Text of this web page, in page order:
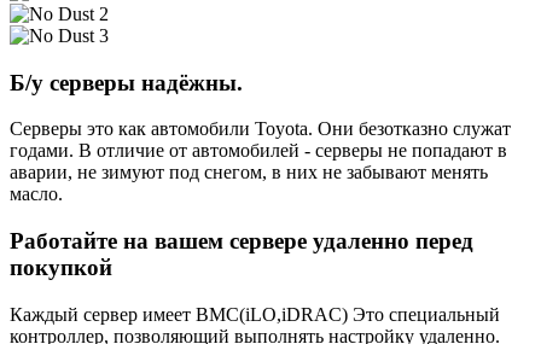
Б/у серверы надёжны.
Серверы это как автомобили Toyota. Они безотказно служат
годами. В отличие от автомобилей - серверы не попадают в
аварии, не зимуют под снегом, в них не забывают менять
масло.
Работайте на вашем сервере удаленно перед
покупкой
Каждый сервер имеет BMC(iLO,iDRAC) Это специальный
контроллер, позволяющий выполнять настройку удаленно.